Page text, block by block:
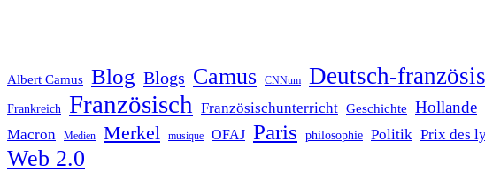
Albert Camus Blog Blogs Camus CNNum Deutsch-
Frankreich Französisch Französischunterricht Geschichte Hollande
Macron Medien Merkel musique OFAJ Paris philosophie Politik Prix des
Web 2.0